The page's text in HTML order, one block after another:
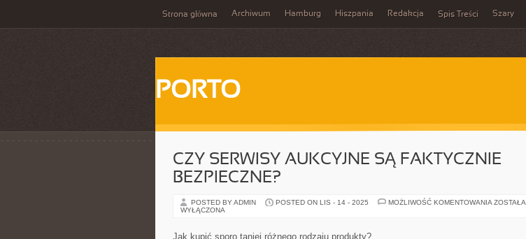
Strona główna Archiwum Hamburg Hiszpania Redakcja Spis Treści Szary
PORTO
CZY SERWISY AUKCYJNE SĄ FAKTYCZNIE
BEZPIECZNE?
POSTED BY ADMIN POSTED ON LIS - 14 - 2025 MOŻLIWOŚĆ KOMENTOWANIA CZY
ZOSTAŁA
WYŁĄCZONA
Jak kupić sporo taniej różnego rodzaju produkty?